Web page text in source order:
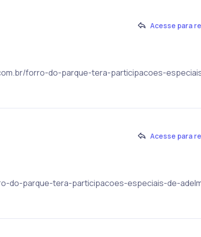
Acesse para
forro-do-parque-tera-participacoes-
Acesse para
do-parque-tera-participacoes-especiais-de-